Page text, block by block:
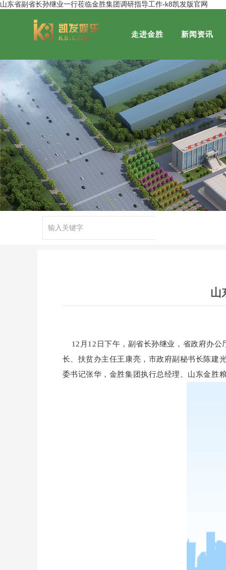
山东省副省长孙继业一行莅临金胜集团调研指导工作-k8凯发版官网
走进金胜
集团概况 董事长风采 发展历程 社会关注 荣
新闻资讯
金胜粮油 金胜营销分公司 金福粮油
山
12月12日下午，副省长孙继业，省政府办公
长、扶贫办主任王康亮，市政府副秘书长陈建
委书记张华，金胜集团执行总经理、山东金胜